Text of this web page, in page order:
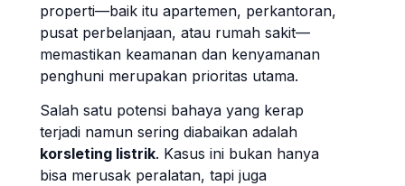
properti—baik itu apartemen, perkantoran,
pusat perbelanjaan, atau rumah sakit—
memastikan keamanan dan kenyamanan
penghuni merupakan prioritas utama.
Salah satu potensi bahaya yang kerap
terjadi namun sering diabaikan adalah
korsleting listrik. Kasus ini bukan hanya
bisa merusak peralatan, tapi juga